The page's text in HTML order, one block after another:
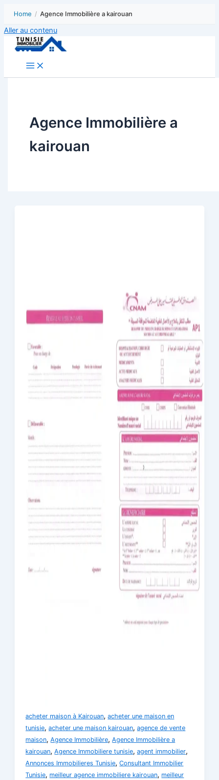
Home / Agence Immobilière a kairouan
Aller au contenu
Agence Immobilière a
kairouan
acheter maison à Kairouan,acheter une maison en
tunisie,acheter une maison kairouan,agence de vente
maison,Agence Immobilière,Agence Immobilière a
kairouan,Agence Immobiliere tunisie,agent immobilier,
Annonces Immobilieres Tunisie,Consultant Immobilier
Tunisie, meilleur agence immobiliere kairouan, meilleur